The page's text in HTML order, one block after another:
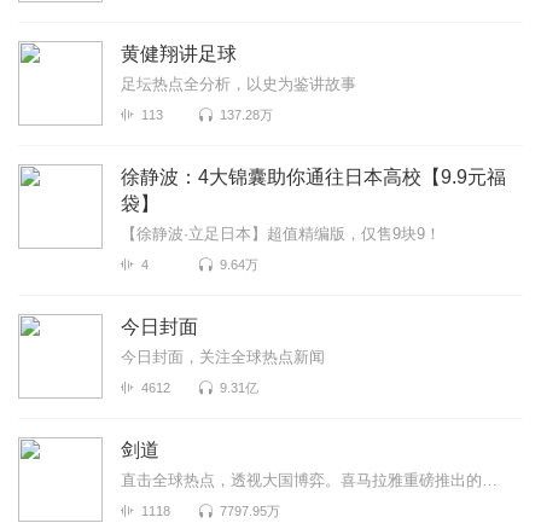
黄健翔讲足球
足坛热点全分析，以史为鉴讲故事
113 137.28万
徐静波：4大锦囊助你通往日本高校【9.9元福
袋】
【徐静波·立足日本】超值精编版，仅售9块9！
4 9.64万
今日封面
今日封面，关注全球热点新闻
4612 9.31亿
剑道
直击全球热点，透视大国博弈。喜马拉雅重磅推出的国际热点时评节目，由《环球时报》执行副主编李剑主讲...
1118 7797.95万